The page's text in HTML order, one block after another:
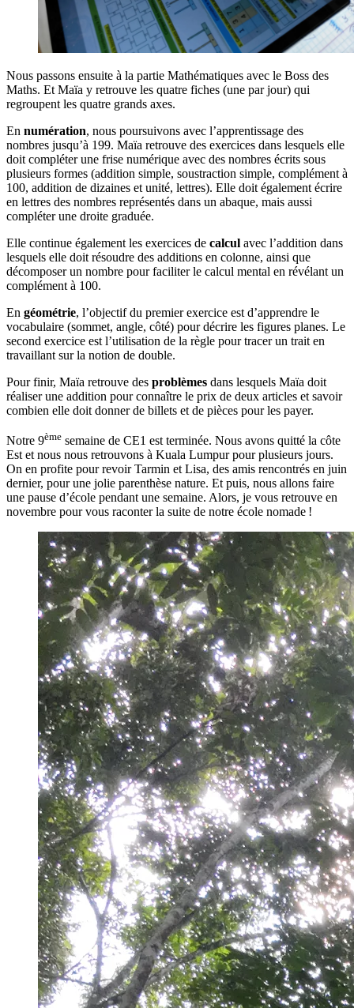
Nous passons ensuite à la partie Mathématiques avec le Boss des
Maths. Et Maïa y retrouve les quatre fiches (une par jour) qui
regroupent les quatre grands axes.
En numération, nous poursuivons avec l’apprentissage des
nombres jusqu’à 199. Maïa retrouve des exercices dans lesquels elle
doit compléter une frise numérique avec des nombres écrits sous
plusieurs formes (addition simple, soustraction simple, complément à
100, addition de dizaines et unité, lettres). Elle doit également écrire
en lettres des nombres représentés dans un abaque, mais aussi
compléter une droite graduée.
Elle continue également les exercices de calcul avec l’addition dans
lesquels elle doit résoudre des additions en colonne, ainsi que
décomposer un nombre pour faciliter le calcul mental en révélant un
complément à 100.
En géométrie, l’objectif du premier exercice est d’apprendre le
vocabulaire (sommet, angle, côté) pour décrire les figures planes. Le
second exercice est l’utilisation de la règle pour tracer un trait en
travaillant sur la notion de double.
Pour finir, Maïa retrouve des problèmes dans lesquels Maïa doit
réaliser une addition pour connaître le prix de deux articles et savoir
combien elle doit donner de billets et de pièces pour les payer.
Notre 9ème semaine de CE1 est terminée. Nous avons quitté la côte
Est et nous nous retrouvons à Kuala Lumpur pour plusieurs jours.
On en profite pour revoir Tarmin et Lisa, des amis rencontrés en juin
dernier, pour une jolie parenthèse nature. Et puis, nous allons faire
une pause d’école pendant une semaine. Alors, je vous retrouve en
novembre pour vous raconter la suite de notre école nomade !